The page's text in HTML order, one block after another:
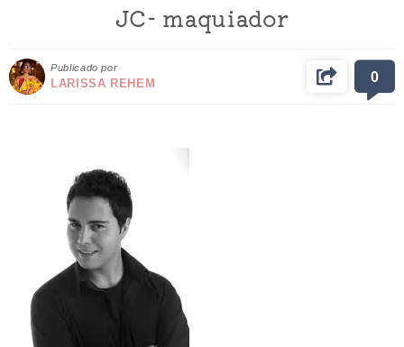
JC- maquiador
Publicado por
LARISSA REHEM 0